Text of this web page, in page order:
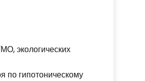
экологических
по гипотоническому